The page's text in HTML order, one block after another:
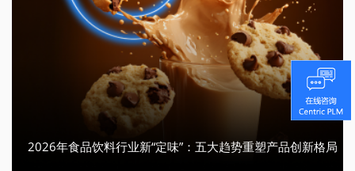
2026年食品饮料行业新“定味”：五大趋势重塑产品创新格局